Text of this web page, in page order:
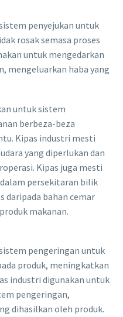
penyejukan untuk
rosak semasa proses
untuk mengedarkan
mengeluarkan haba yang
untuk sistem
berbeza-beza
Kipas industri mesti
yang diperlukan dan
Kipas juga mesti
persekitaran bilik
daripada bahan cemar
makanan.
pengeringan untuk
produk, meningkatkan
industri digunakan untuk
pengeringan,
dihasilkan oleh produk.